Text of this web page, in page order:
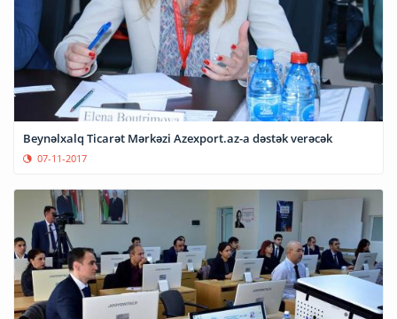
Beynəlxalq Ticarət Mərkəzi Azexport.az-a dəstək verəcək
07-11-2017